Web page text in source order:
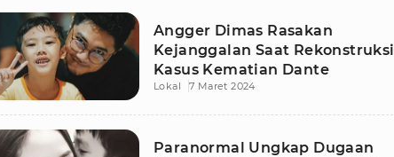
Angger Dimas Rasakan
Kejanggalan Saat Rekonstruksi
Kasus Kematian Dante
Lokal 7 Maret 2024
Paranormal Ungkap Dugaan